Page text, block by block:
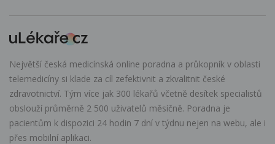
Největší česká medicínská online poradna a průkopník v oblasti
telemedicíny si klade za cíl zefektivnit a zkvalitnit české
zdravotnictví. Tým více jak 300 lékařů včetně desítek specialistů
obslouží průměrně 2 500 uživatelů měsíčně. Poradna je
pacientům k dispozici 24 hodin 7 dní v týdnu nejen na webu, ale i
přes mobilní aplikaci.